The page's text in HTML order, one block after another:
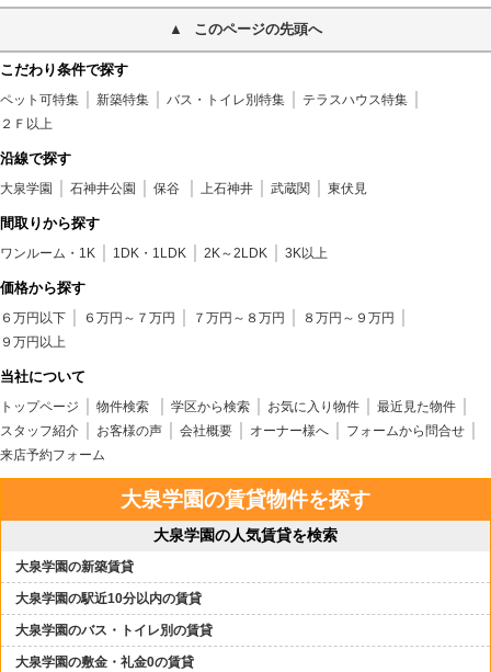
このページの先頭へ
こだわり条件で探す
ペット可特集 新築特集 バス・トイレ別特集
テラスハウス特集
２Ｆ以上
沿線で探す
大泉学園 石神井公園 保谷 上石神井 武蔵関 東伏見
間取りから探す
ワンルーム・1K 1DK・1LDK 2K～2LDK 3K以上
価格から探す
６万円以下 ６万円～７万円 ７万円～８万円
８万円～９万円
９万円以上
当社について
トップページ 物件検索 学区から検索 お気に入り物件
最近見た物件
スタッフ紹介
お客様の声 会社概要 オーナー様へ
フォームから問合せ
来店予約フォーム
大泉学園の賃貸物件を探す
大泉学園の人気賃貸を検索
大泉学園の新築賃貸
大泉学園の駅近10分以内の賃貸
大泉学園のバス・トイレ別の賃貸
大泉学園の敷金・礼金0の賃貸